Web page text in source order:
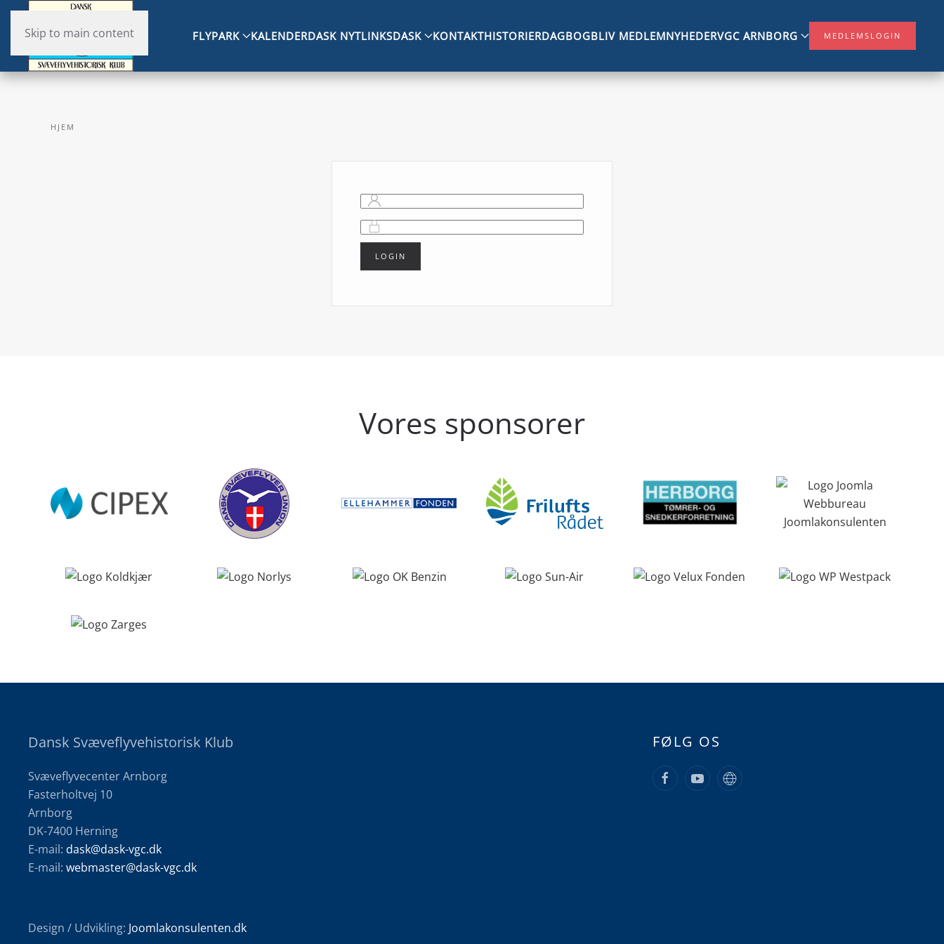
Skip to main content FLYPARK KALENDERDASK NYTLINKSDASK KONTAKTHISTORIERDAGBOGBLIV MEDLEMNYHEDERVGC ARNBORG MEDLEMSLOGIN
HJEM
LOGIN
Vores sponsorer
Dansk Svæveflyvehistorisk Klub
Svæveflyvecenter Arnborg
Fasterholtvej 10
Arnborg
DK-7400 Herning
E-mail: dask@dask-vgc.dk
E-mail: webmaster@dask-vgc.dk
FØLG OS
Design / Udvikling: Joomlakonsulenten.dk